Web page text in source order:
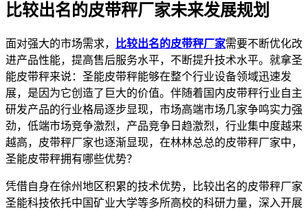
比较出名的皮带秤厂家未来发展规划
面对强大的市场需求， 比较出名的皮带秤厂家需要不断优化改
进产品性能，提高售后服务水平，不断提升技术水平。就拿圣
能皮带秤来说：圣能皮带秤能够在整个行业设备领域迅速发
展，是因为它创造了巨大的价值。伴随着国内皮带秤行业自主
研发产品的行业格局逐步显现，市场高端市场几家争鸣实力强
劲，低端市场竞争激烈，产品竞争日趋激烈，行业集中度越来
越高，皮带秤厂家也逐渐显现，在林林总总的皮带秤厂家中，
圣能皮带秤拥有哪些优势？
凭借自身在徐州地区积累的技术优势，比较出名的皮带秤厂家
圣能科技依托中国矿业大学等多所高校的科研力量，深入开展